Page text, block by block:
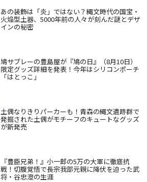
あの装飾は「炎」ではない？縄文時代の国宝・
火焔型土器、5000年前の人々が刻んだ謎とデザ
インの秘密
鳩サブレーの豊島屋が『鳩の日』（8月10日）
限定グッズ詳細を発表！今年はシリコンポーチ
「はとっこ」
土偶なりきりパーカーも！青森の縄文遺跡群で
発掘された土偶がモチーフのキュートなグッズ
が新発売
『豊臣兄弟！』小一郎の5万の大軍に徹底抗
戦！切腹覚悟で長宗我部元親に降伏を迫った武
将・谷忠澄の生涯